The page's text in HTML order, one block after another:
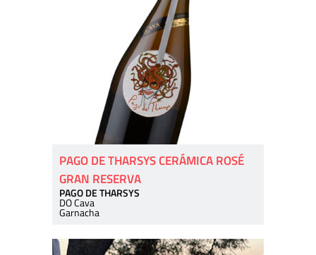
PAGO DE THARSYS CERÁMICA ROSÉ
GRAN RESERVA
PAGO DE THARSYS
DO Cava
Garnacha